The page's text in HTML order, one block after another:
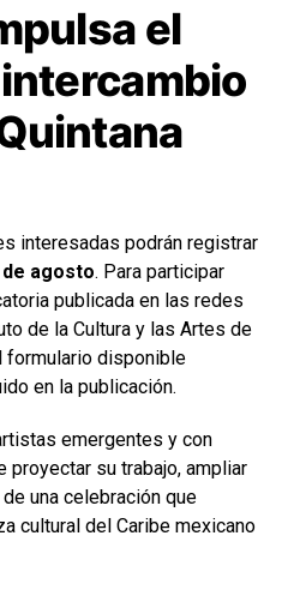
el
interesadas podrán registrar
de agosto. Para participar
publicada en las redes
de la Cultura y las Artes de
formulario disponible
en la publicación.
emergentes y con
proyectar su trabajo, ampliar
una celebración que
cultural del Caribe mexicano